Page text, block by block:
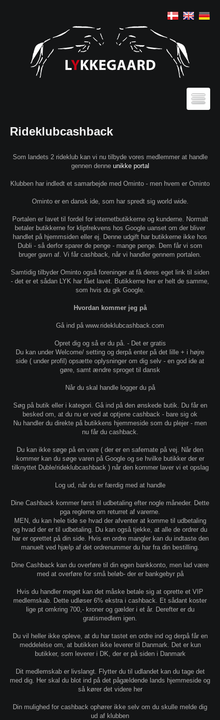
Rideklubcashback
Som landets 2 rideklub kan vi nu tilbyde vores medlemmer at handle
gennen denne unikke portal
Klubben har indledt et samarbejde med Ominto - men hvem er Ominto
Ominto er en dansk ide, som har spredt sig world wide.
Portalen er lavet til fordel for internetbutikkerne og kunderne. Normalt
betaler butikkerne for klipfrekvens hos Google uanset om der bliver
handlet på hjemmsiden eller ej. Denne udgift har butikkerne ikke hos
Dubli - så derfor sparer de penge - mange penge. Dem får vi som
bruger gavn af. Vi får cashback, når vi handler gennem portalen.
Samtidig tilbyder Ominto også foreninger at få deres eget link til siden
- det er et sådan LYK har fået lavet. Butikkerne her er helt de samme,
som hvis du gik Google.
Hvordan kommer jeg på
Gå ind på www.rideklubcashback.com
Opret dig og så er du på. - Det er gratis
Du kan under Welcome/ setting og derpå enter på det lille + i højre
side ( under profil) opsætte oplysninger om dig selv - en god ide at
gøre, samt ændre sproget til dansk
Når du skal handle logger du på
Søg på butik eller i kategori. Gå ind på den ønskede butik. Du får en
besked om, at du nu er ved at optjene cashback - bare sig ok
Nu handler du direkte på butikkens hjemmeside som du plejer - men
nu får du cashback.
Du kan ikke søge på en vare ( der er en safemate på vej. Når den
kommer kan du søge varen på Google og se hvilke butikker der er
tilknyttet Duble/rideklubcashback ) når den kommer laver vi et opslag
Log ud, når du er færdig med at handle
Dine Cashback kommer først til udbetaling efter nogle måneder. Dette
pga reglerne om returret af varerne.
MEN, du kan hele tide se hvad der afventer at komme til udbetaling
og hvad der er til udbetaling. Du kan også tjekke, at alle de ordrer du
har er oprettet på din side. Hvis en ordre mangler kan du indtaste den
manuelt ved hjælp af det ordrenummer du har fra din bestilling.
Dine Cashback kan du overføre til din egen bankkonto, men lad være
med at overføre for små beløb- der er bankgebyr på
Hvis du handler meget kan det måske betale sig at oprette et VIP
medlemskab. Dette udløser 6% ekstra i cashback. Et sådant koster
lige pt omkring 700,- kroner og gælder i et år. Derefter er du
gratismedlem igen.
Du vil heller ikke opleve, at du har tastet en ordre ind og derpå får en
meddelelse om, at butikken ikke leverer til Danmark. Det er kun
butikker, som leverer i DK, der er på siden i Danmark
Dit medlemskab er livslangt. Flytter du til udlandet kan du tage det
med dig. Her skal du blot ind på det pågældende lands hjemmeside og
så kører det videre her
Din mulighed for cashback ophører ikke selv om du skulle melde dig
ud af klubben